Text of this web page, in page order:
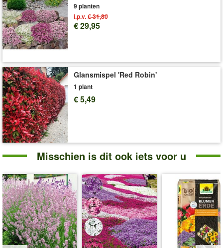
9 planten
i.p.v.€ 31,80
€ 29,95
Glansmispel 'Red Robin'
1 plant
€ 5,49
Misschien is dit ook iets voor u